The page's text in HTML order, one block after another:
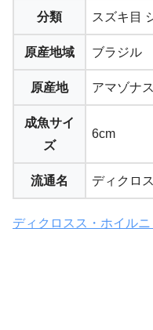
分類 スズキ目
原産地域 ブラジル
原産地 アマゾナ
成魚サイ
ズ
6cm
流通名 ディクロ
ディクロスス・ホイル